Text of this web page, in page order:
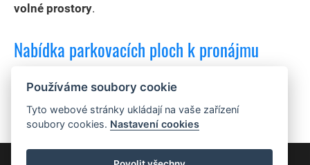
volné prostory.
Nabídka parkovacích ploch k pronájmu
parkovací plochy.
Používáme soubory cookie
Tyto webové stránky ukládají na vaše zařízení
soubory cookies. Nastavení cookies